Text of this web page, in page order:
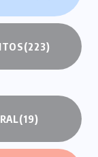
(223)
(19)